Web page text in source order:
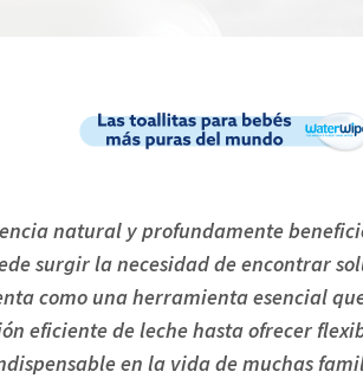
natural y profundamente
surgir la necesidad de encontrar
como una herramienta esencial
eficiente de leche hasta ofrecer
en la vida de muchas